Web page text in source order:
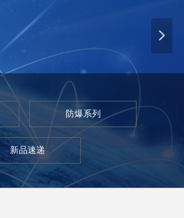
防爆系列
新品速递
方位的优质
넲